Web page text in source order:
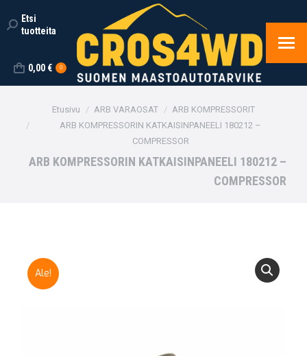
Search:
Etsi
tuotteita
0,00 € 0
You are here:
Etusivu ARB VARAOSAT
ARB KOMPRESSORIT
ARB KOMPRESSORIN KATKAISINPANEELI 180212 –
COMPRESSOR
ARB KOMPRESSORIN KATKAISINPANEELI 180212 –
COMPRESSOR
Ale!